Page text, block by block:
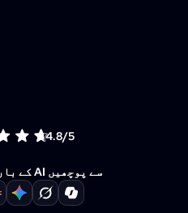
4.8/5
LlamaGen کے بارے میں AI سے پوچھیں